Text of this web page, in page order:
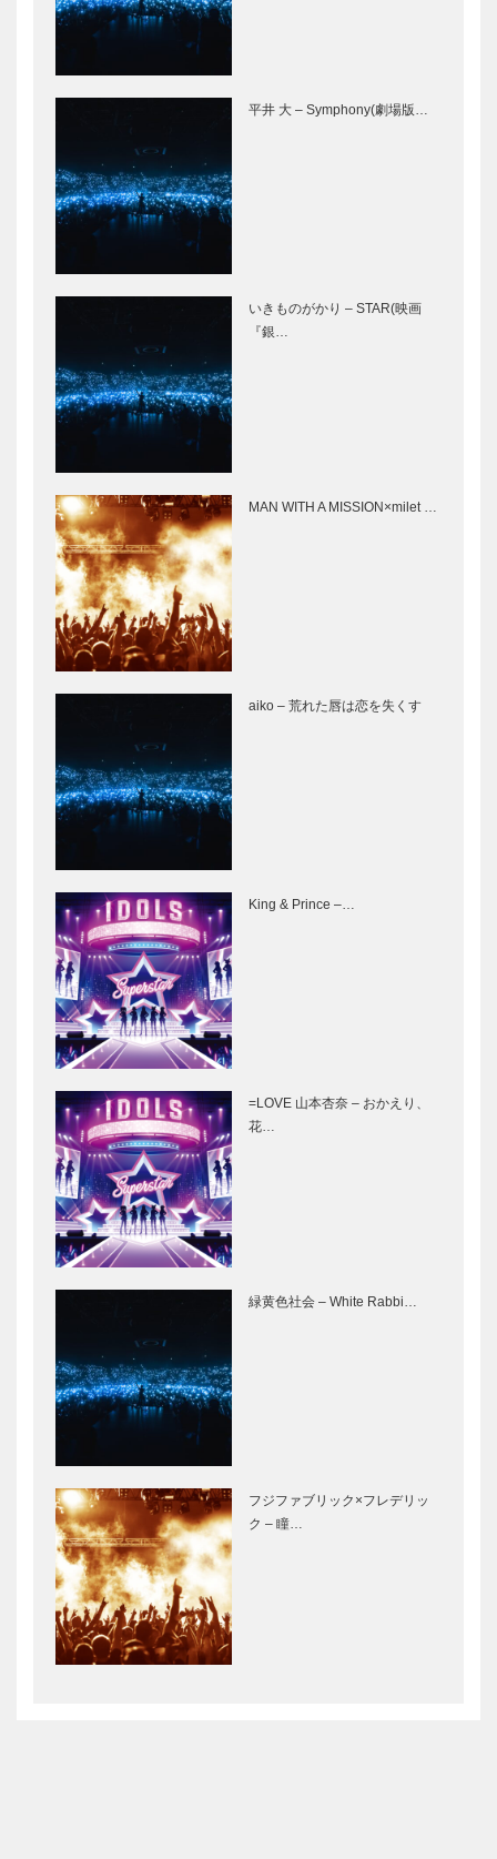
平井 大 – Symphony(劇場版…
いきものがかり – STAR(映画
『銀…
MAN WITH A MISSION×milet …
aiko – 荒れた唇は恋を失くす
King & Prince –…
=LOVE 山本杏奈 – おかえり、
花…
緑黄色社会 – White Rabbi…
フジファブリック×フレデリッ
ク – 瞳…